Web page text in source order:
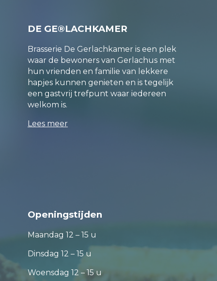
DE GE®LACHKAMER
Brasserie De Gerlachkamer is een plek
waar de bewoners van Gerlachus met
hun vrienden en familie van lekkere
hapjes kunnen genieten en is tegelijk
een gastvrij trefpunt waar iedereen
welkom is.
Lees meer
Openingstijden
Maandag 12 – 15 u
Dinsdag 12 – 15 u
Woensdag 12 – 15 u